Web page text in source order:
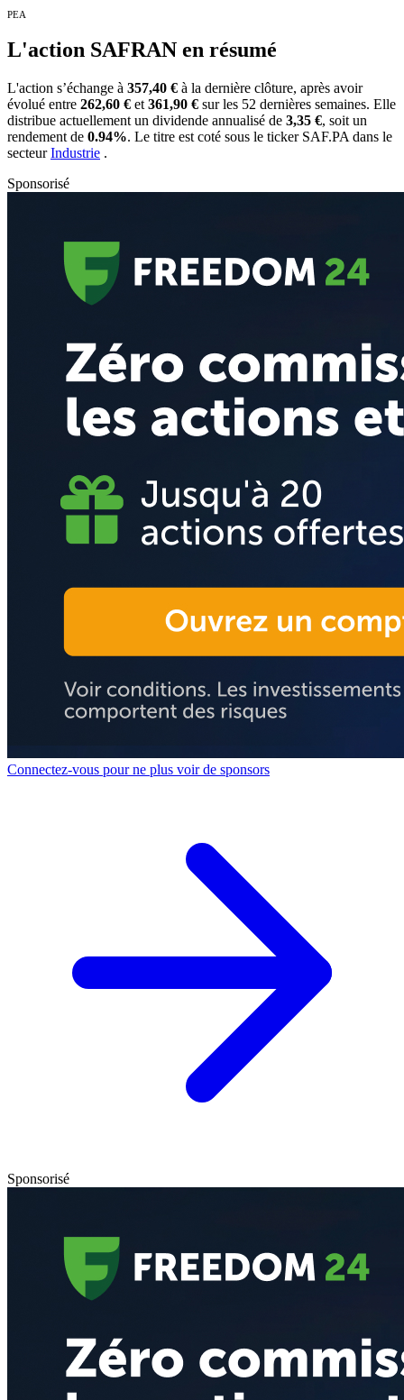
PEA
L'action SAFRAN en résumé
L'action s’échange à 357,40 € à la dernière clôture, après avoir
évolué entre 262,60 € et 361,90 € sur les 52 dernières semaines. Elle
distribue actuellement un dividende annualisé de 3,35 €, soit un
rendement de 0.94%. Le titre est coté sous le ticker SAF.PA dans le
secteurIndustrie .
Sponsorisé
Connectez-vous pour ne plus voir de sponsors
Sponsorisé